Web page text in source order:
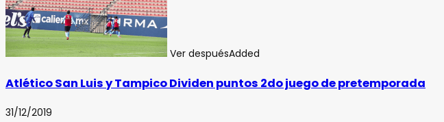
Ver despuésAdded
Atlético San Luis y Tampico Dividen puntos 2do juego de pretemporada
31/12/2019